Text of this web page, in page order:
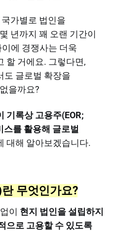
가별로 법인을
년까지 꽤 오랜 기간이
에 경쟁사는 더욱
할 거에요. 그렇다면,
도 글로벌 확장을
을까요?
기록상 고용주(EOR;
를 활용해 글로벌
대해 알아보겠습니다.
무엇인가요?
이 현지 법인을 설립하지
으로 고용할 수 있도록